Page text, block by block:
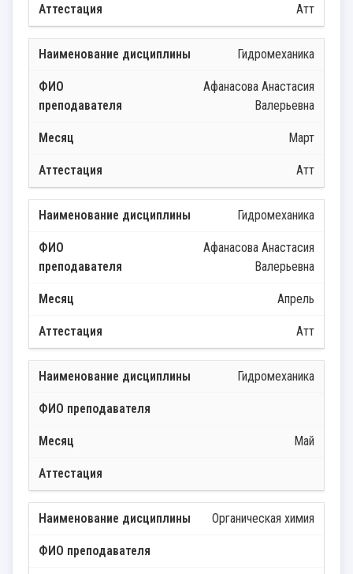
Атт
Гидромеханика
Афанасова Анастасия
Валерьевна
Март
Атт
Гидромеханика
Афанасова Анастасия
Валерьевна
Апрель
Атт
Гидромеханика
Май
Органическая химия